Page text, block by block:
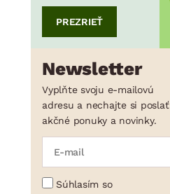
cm
min. cm max.
cm
PREZRIEŤ
Newsletter
Vyplňte svoju e-mailovú
adresu a nechajte si poslať
akčné ponuky a novinky.
Súhlasím so